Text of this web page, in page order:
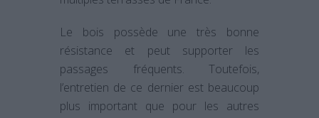
Le bois possède une très bonne
résistance et peut supporter les
passages fréquents. Toutefois,
l’entretien de ce dernier est beaucoup
plus important que pour les autres